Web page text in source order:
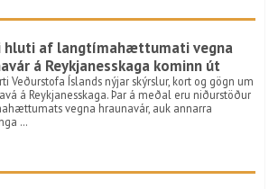
hluti af langtímahættumati vegna
á Reykjanesskaga kominn út
Veðurstofa Íslands nýjar skýrslur, kort og gögn um
á Reykjanesskaga. Þar á meðal eru niðurstöður
vegna hraunavár, auk annarra
…